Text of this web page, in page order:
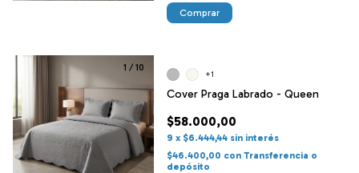
Comprar
1 / 10
Cover Praga Labrado - Queen
$58.000,00
9 x $6.444,44 sin interés
$46.400,00 con Transferencia o
depósito
+1